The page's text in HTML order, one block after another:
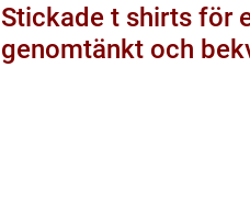
Stickade t shirts för
genomtänkt och